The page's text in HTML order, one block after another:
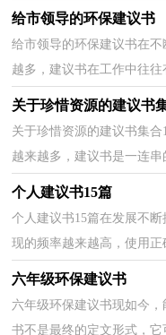
了，到底应如何写一份恰
给市领导的环保建议书
给市领导的环保建议书在
越多，建议书在工作中往
建议书呢？以下是小编收
关于珍惜资源的建议书
关于珍惜资源的建议书集
越来越多，建议书是一连串
还是对建议书一筹莫展吗
个人建议书15篇
个人建议书15篇在发展不
现的频率越来越高，使用
倍。怎么写建议书才能避
六年级环保建议书
六年级环保建议书现如今
书不是最终的定文形式，